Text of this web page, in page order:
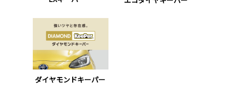
ダイヤモンドキーパー